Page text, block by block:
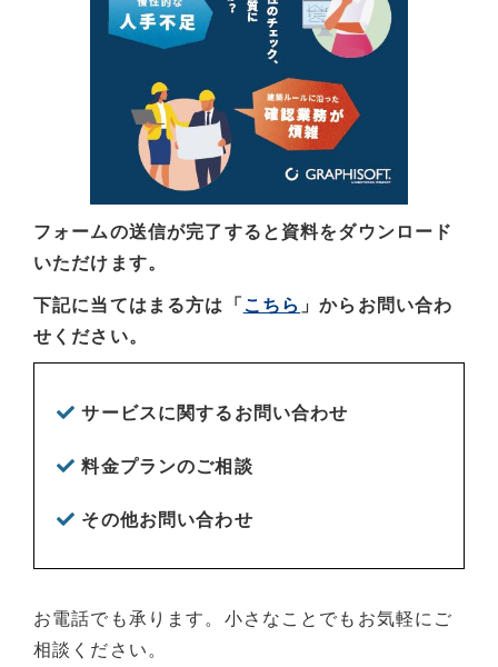
フォームの送信が完了すると資料をダウンロード
いただけます。
下記に当てはまる方は「こちら 」からお問い合わ
せください。
サービスに関するお問い合わせ
料金プランのご相談
その他お問い合わせ
お電話でも承ります。小さなことでもお気軽にご
相談ください。